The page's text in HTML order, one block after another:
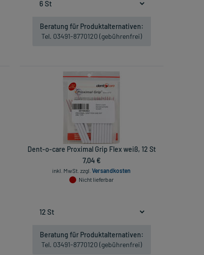
Beratung für Produktalternativen:
Tel. 03491-8770120 (gebührenfrei)
Dent-o-care Proximal Grip Flex weiß, 12 St
7,04 €
inkl. MwSt. zzgl.Versandkosten
Nicht lieferbar
Beratung für Produktalternativen:
Tel. 03491-8770120 (gebührenfrei)